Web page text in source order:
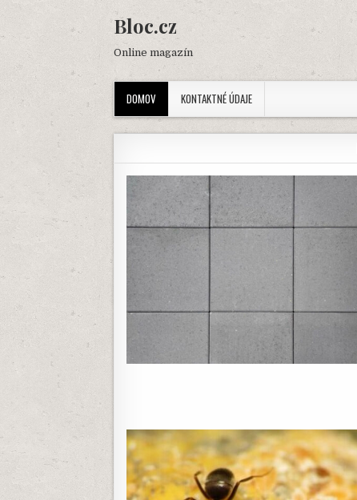
content
Bloc.cz
Online magazín
DOMOV KONTAKTNÉ ÚDAJE